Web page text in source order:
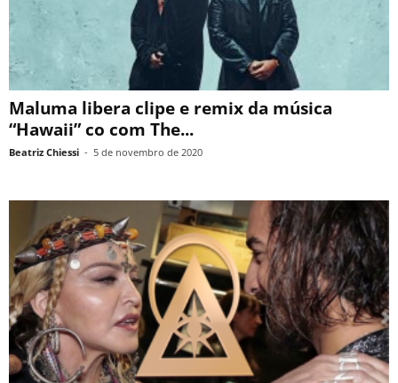
Maluma libera clipe e remix da música
“Hawaii” co com The...
Beatriz Chiessi - 5 de novembro de 2020